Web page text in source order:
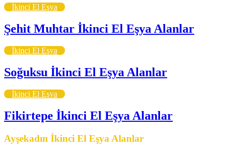
İkinci El Eşya
Şehit Muhtar İkinci El Eşya Alanlar
İkinci El Eşya
Soğuksu İkinci El Eşya Alanlar
İkinci El Eşya
Fikirtepe İkinci El Eşya Alanlar
Ayşekadın İkinci El Eşya Alanlar